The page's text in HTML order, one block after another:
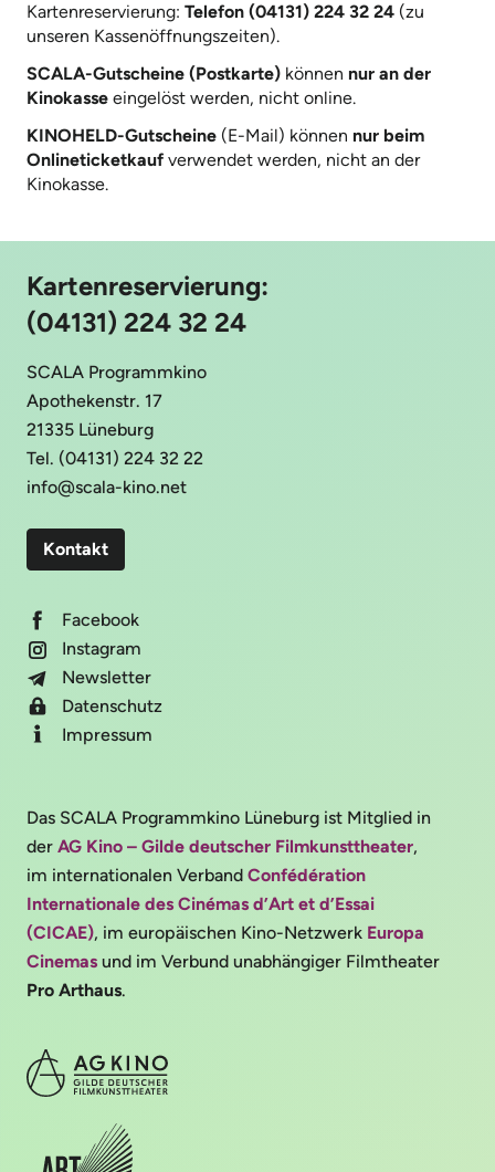
Kartenreservierung: Telefon (04131) 224 32 24 (zu
unseren Kassenöffnungszeiten).
SCALA-Gutscheine (Postkarte) können nur an der
Kinokasse eingelöst werden, nicht online.
KINOHELD-Gutscheine (E-Mail) können nur beim
Onlineticketkauf verwendet werden, nicht an der
Kinokasse.
Kartenreservierung:
(04131) 224 32 24
SCALA Programmkino
Apothekenstr. 17
21335 Lüneburg
Tel. (04131) 224 32 22
info@scala-kino.net
Kontakt
Facebook
Instagram
Newsletter
Datenschutz
Impressum
Das SCALA Programmkino Lüneburg ist Mitglied in
der AG Kino – Gilde deutscher Filmkunsttheater,
im internationalen Verband Confédération
Internationale des Cinémas d’Art et d’Essai
(CICAE), im europäischen Kino-Netzwerk Europa
Cinemas und im Verbund unabhängiger Filmtheater
Pro Arthaus.